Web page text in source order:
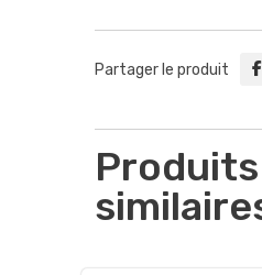
Partager le produit
Produits